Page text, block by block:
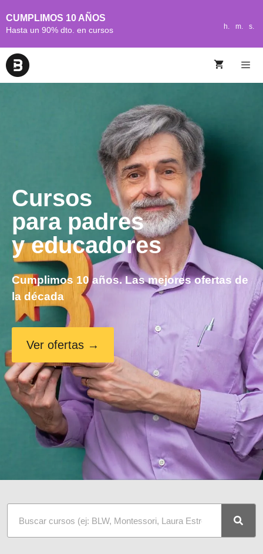
CUMPLIMOS 10 AÑOS
Hasta un 90% dto. en cursos h. m. s.
Cursos
para padres
y educadores
Cumplimos 10 años. Las mejores ofertas de
la década
Ver ofertas →